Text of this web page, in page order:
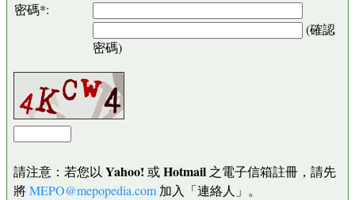
密碼*:
(確認
密碼)
請注意：若您以 Yahoo! 或Hotmail 之電子信箱註冊，請先
將MEPO@mepopedia.com 加入「連絡人」。